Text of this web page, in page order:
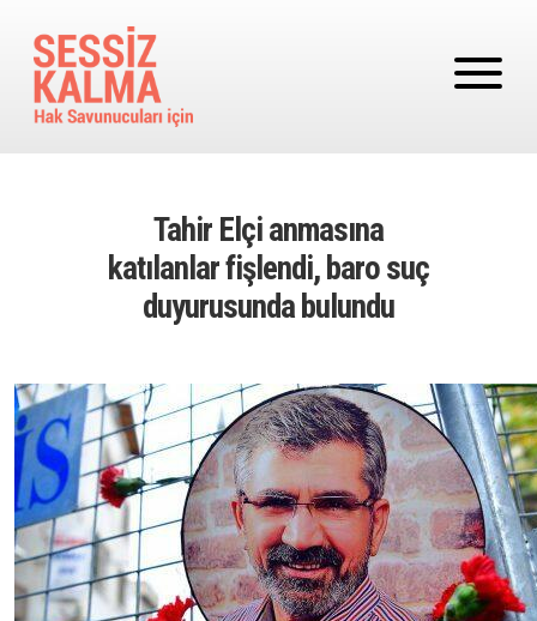
Tahir Elçi anmasına
katılanlar fişlendi, baro suç
duyurusunda bulundu
Image